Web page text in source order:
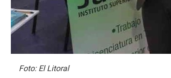
Foto: El Litoral